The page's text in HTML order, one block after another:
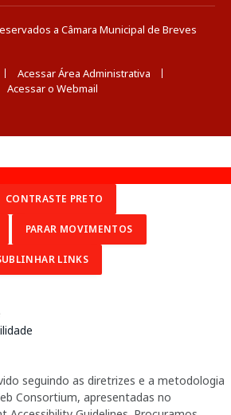
a Câmara Municipal de Breves
Acessar Área Administrativa
Acessar o Webmail
CONTRASTE PRETO
PARAR MOVIMENTOS
LINKS
seguindo as diretrizes e a metodologia
Consortium, apresentadas no